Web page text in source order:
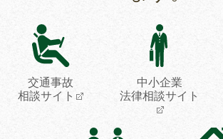
交通事故
相談サイト
中小企業
法律相談サイト